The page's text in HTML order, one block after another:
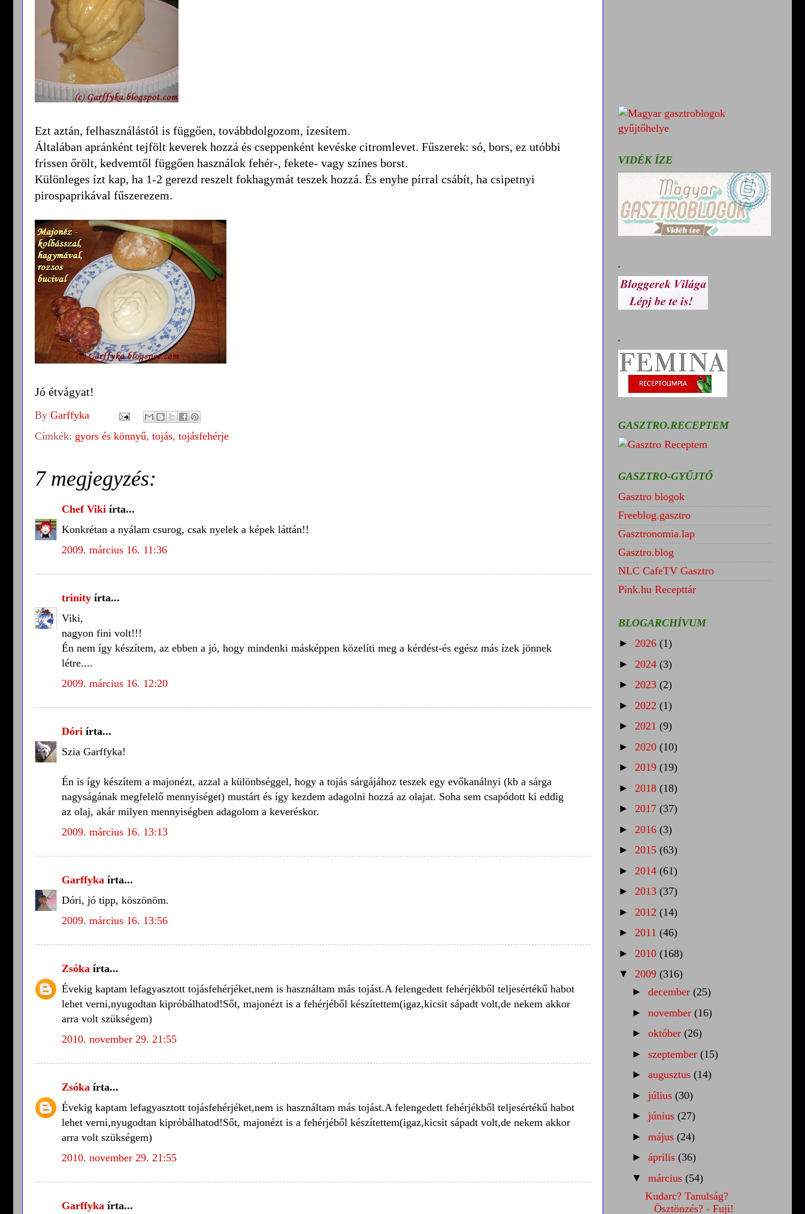
Ezt aztán, felhasználástól is függően, továbbdolgozom, ízesítem.
Általában apránként tejfölt keverek hozzá és cseppenként kevéske citromlevet. Fűszerek: só, bors, ez utóbbi
frissen őrölt, kedvemtől függően használok fehér-, fekete- vagy színes borst.
Különleges ízt kap, ha 1-2 gerezd reszelt fokhagymát teszek hozzá. És enyhe pírral csábít, ha csipetnyi
pirospaprikával fűszerezem.
Jó étvágyat!
By Garffyka
Címkék: gyors és könnyű, tojás, tojásfehérje
7 megjegyzés:
Chef Viki írta...
Konkrétan a nyálam csurog, csak nyelek a képek láttán!!
2009. március 16. 11:36
trinity írta...
Viki,
nagyon fini volt!!!
Én nem így készítem, az ebben a jó, hogy mindenki másképpen közelíti meg a kérdést-és egész más ízek jönnek
létre....
2009. március 16. 12:20
Dóri írta...
Szia Garffyka!
Én is így készítem a majonézt, azzal a különbséggel, hogy a tojás sárgájához teszek egy evőkanálnyi (kb a sárga
nagyságának megfelelő mennyiséget) mustárt és így kezdem adagolni hozzá az olajat. Soha sem csapódott ki eddig
az olaj, akár milyen mennyiségben adagolom a keveréskor.
2009. március 16. 13:13
Garffyka írta...
Dóri, jó tipp, köszönöm.
2009. március 16. 13:56
Zsóka írta...
Évekig kaptam lefagyasztott tojásfehérjéket,nem is használtam más tojást.A felengedett fehérjékből teljesértékű habot
lehet verni,nyugodtan kipróbálhatod!Sőt, majonézt is a fehérjéből készítettem(igaz,kicsit sápadt volt,de nekem akkor
arra volt szükségem)
2010. november 29. 21:55
Zsóka írta...
Évekig kaptam lefagyasztott tojásfehérjéket,nem is használtam más tojást.A felengedett fehérjékből teljesértékű habot
lehet verni,nyugodtan kipróbálhatod!Sőt, majonézt is a fehérjéből készítettem(igaz,kicsit sápadt volt,de nekem akkor
arra volt szükségem)
2010. november 29. 21:55
Garffyka írta...
VIDÉK ÍZE
.
.
GASZTRO.RECEPTEM
GASZTRO-GYŰJTŐ
Gasztro blogok
Freeblog.gasztro
Gasztronomia.lap
Gasztro.blog
NLC CafeTV Gasztro
Pink.hu Recepttár
BLOGARCHÍVUM
► 2026 (1)
► 2024 (3)
► 2023 (2)
► 2022 (1)
► 2021 (9)
► 2020 (10)
► 2019 (19)
► 2018 (18)
► 2017 (37)
► 2016 (3)
► 2015 (63)
► 2014 (61)
► 2013 (37)
► 2012 (14)
► 2011 (46)
► 2010 (168)
▼ 2009 (316)
► december (25)
► november (16)
► október (26)
► szeptember (15)
► augusztus (14)
► július (30)
► június (27)
► május (24)
► április (36)
▼ március (54)
Kudarc? Tanulság?
Ösztönzés? - Fuji!